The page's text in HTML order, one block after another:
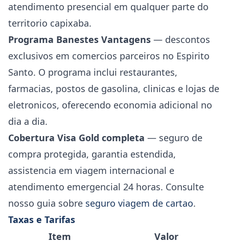
atendimento presencial em qualquer parte do
territorio capixaba.
Programa Banestes Vantagens — descontos
exclusivos em comercios parceiros no Espirito
Santo. O programa inclui restaurantes,
farmacias, postos de gasolina, clinicas e lojas de
eletronicos, oferecendo economia adicional no
dia a dia.
Cobertura Visa Gold completa — seguro de
compra protegida, garantia estendida,
assistencia em viagem internacional e
atendimento emergencial 24 horas. Consulte
nosso guia sobre seguro viagem de cartao.
Taxas e Tarifas
Item
Valor